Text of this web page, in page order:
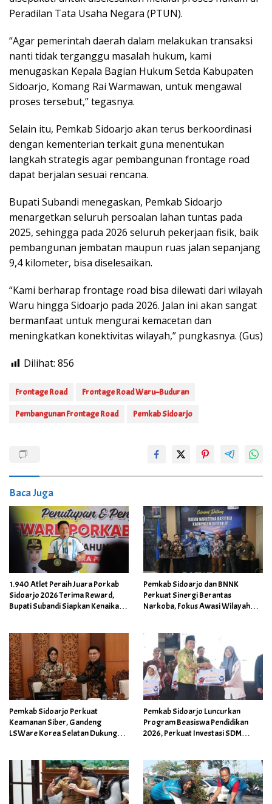
Peradilan Tata Usaha Negara (PTUN).
“Agar pemerintah daerah dalam melakukan transaksi
nanti tidak terganggu masalah hukum, kami
menugaskan Kepala Bagian Hukum Setda Kabupaten
Sidoarjo, Komang Rai Warmawan, untuk mengawal
proses tersebut,” tegasnya.
Selain itu, Pemkab Sidoarjo akan terus berkoordinasi
dengan kementerian terkait guna menentukan
langkah strategis agar pembangunan frontage road
dapat berjalan sesuai rencana.
Bupati Subandi menegaskan, Pemkab Sidoarjo
menargetkan seluruh persoalan lahan tuntas pada
2025, sehingga pada 2026 seluruh pekerjaan fisik, baik
pembangunan jembatan maupun ruas jalan sepanjang
9,4 kilometer, bisa diselesaikan.
“Kami berharap frontage road bisa dilewati dari wilayah
Waru hingga Sidoarjo pada 2026. Jalan ini akan sangat
bermanfaat untuk mengurai kemacetan dan
meningkatkan konektivitas wilayah,” pungkasnya. (Gus)
Dilihat: 856
Frontage Road Frontage Road Waru–Buduran
Pembangunan Frontage Road Pemkab Sidoarjo
Baca Juga
1.940 Atlet Peraih Juara Porkab
Sidoarjo 2026 Terima Reward,
Bupati Subandi Siapkan Kenaikan
Pemkab Sidoarjo dan BNNK
Perkuat Sinergi Berantas
Narkoba, Fokus Awasi Wilayah
Pemkab Sidoarjo Perkuat
Keamanan Siber, Gandeng
LSWare Korea Selatan Dukung
Pemkab Sidoarjo Luncurkan
Program Beasiswa Pendidikan
2026, Perkuat Investasi SDM